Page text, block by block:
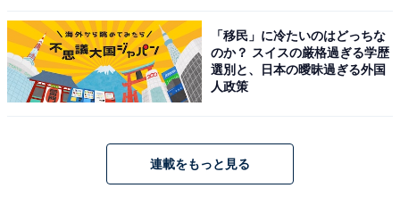
栄えある1位に輝いたのは、檜原村にある「払沢の滝
（ほっさわのたき）」でした。日本の滝百選にも選ばれ
ている名瀑で、冬の最大の見どころは何といっても「氷
瀑」です。厳しい寒さが続くと滝全体が凍りつき、巨大
回答者からは「冬の払沢の滝は、都内とは思えないくら
「移民」に冷たいのはどっちな
のか？ スイスの厳格過ぎる学歴
選別と、日本の曖昧過ぎる外国
人政策
連載をもっと見る